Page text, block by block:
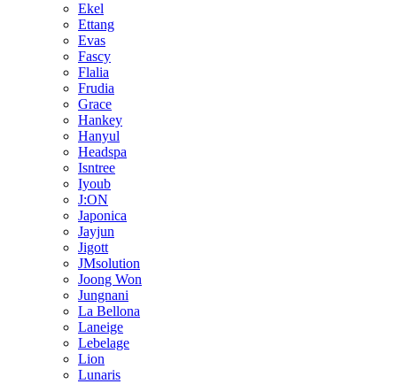
Ekel
Ettang
Evas
Fascy
Flalia
Frudia
Grace
Hankey
Hanyul
Headspa
Isntree
Iyoub
J:ON
Japonica
Jayjun
Jigott
JMsolution
Joong Won
Jungnani
La Bellona
Laneige
Lebelage
Lion
Lunaris